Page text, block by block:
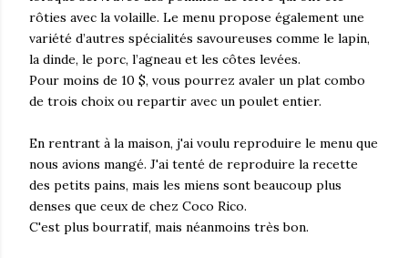
rôties avec la volaille. Le menu propose également une
variété d’autres spécialités savoureuses comme le lapin,
la dinde, le porc, l’agneau et les côtes levées.
Pour moins de 10 $, vous pourrez avaler un plat combo
de trois choix ou repartir avec un poulet entier.
En rentrant à la maison, j'ai voulu reproduire le menu que
nous avions mangé. J'ai tenté de reproduire la recette
des petits pains, mais les miens sont beaucoup plus
denses que ceux de chez Coco Rico.
C'est plus bourratif, mais néanmoins très bon.